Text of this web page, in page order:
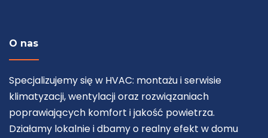
O nas
Specjalizujemy się w HVAC: montażu i serwisie
klimatyzacji, wentylacji oraz rozwiązaniach
poprawiających komfort i jakość powietrza.
Działamy lokalnie i dbamy o realny efekt w domu